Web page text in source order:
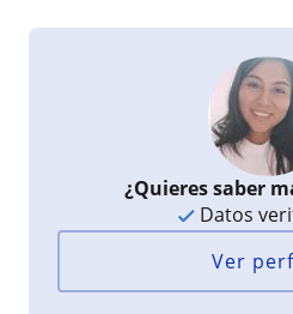
¿Quieres saber
Datos
Ver